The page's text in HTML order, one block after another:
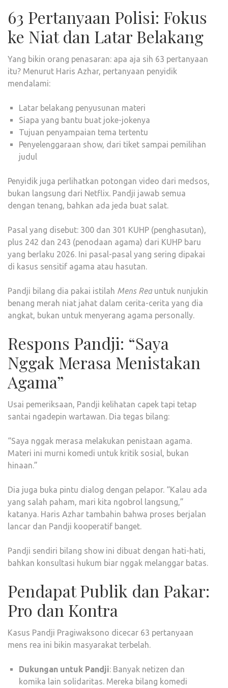
63 Pertanyaan Polisi: Fokus
ke Niat dan Latar Belakang
Yang bikin orang penasaran: apa aja sih 63 pertanyaan
itu? Menurut Haris Azhar, pertanyaan penyidik
mendalami:
Latar belakang penyusunan materi
Siapa yang bantu buat joke-jokenya
Tujuan penyampaian tema tertentu
Penyelenggaraan show, dari tiket sampai pemilihan
judul
Penyidik juga perlihatkan potongan video dari medsos,
bukan langsung dari Netflix. Pandji jawab semua
dengan tenang, bahkan ada jeda buat salat.
Pasal yang disebut: 300 dan 301 KUHP (penghasutan),
plus 242 dan 243 (penodaan agama) dari KUHP baru
yang berlaku 2026. Ini pasal-pasal yang sering dipakai
di kasus sensitif agama atau hasutan.
Pandji bilang dia pakai istilah Mens Rea untuk nunjukin
benang merah niat jahat dalam cerita-cerita yang dia
angkat, bukan untuk menyerang agama personally.
Respons Pandji: “Saya
Nggak Merasa Menistakan
Agama”
Usai pemeriksaan, Pandji kelihatan capek tapi tetap
santai ngadepin wartawan. Dia tegas bilang:
“Saya nggak merasa melakukan penistaan agama.
Materi ini murni komedi untuk kritik sosial, bukan
hinaan.”
Dia juga buka pintu dialog dengan pelapor. “Kalau ada
yang salah paham, mari kita ngobrol langsung,”
katanya. Haris Azhar tambahin bahwa proses berjalan
lancar dan Pandji kooperatif banget.
Pandji sendiri bilang show ini dibuat dengan hati-hati,
bahkan konsultasi hukum biar nggak melanggar batas.
Pendapat Publik dan Pakar:
Pro dan Kontra
Kasus Pandji Pragiwaksono dicecar 63 pertanyaan
mens rea ini bikin masyarakat terbelah.
Dukungan untuk Pandji: Banyak netizen dan
komika lain solidaritas. Mereka bilang komedi